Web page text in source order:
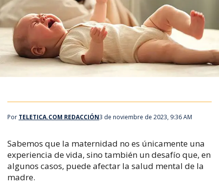
Por TELETICA.COM REDACCIÓN3 de noviembre de 2023, 9:36 AM
Sabemos que la maternidad no es únicamente una
experiencia de vida, sino también un desafío que, en
algunos casos, puede afectar la salud mental de la
madre.